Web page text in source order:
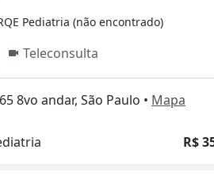
Pediatria (não encontrado)
Teleconsulta
8vo andar, São Paulo • Mapa
R$